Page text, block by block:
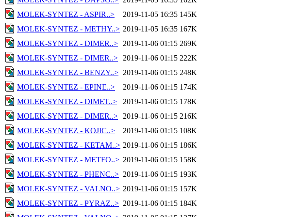
MOLEK-SYNTEZ - ASPIR..>
2019-11-05 16:35 145K
MOLEK-SYNTEZ - METHY..> 2019-11-05 16:35 167K
MOLEK-SYNTEZ - DIMER..>
2019-11-06 01:15 269K
MOLEK-SYNTEZ - DIMER..>
2019-11-06 01:15 222K
MOLEK-SYNTEZ - BENZY..> 2019-11-06 01:15 248K
MOLEK-SYNTEZ - EPINE..>
2019-11-06 01:15 174K
MOLEK-SYNTEZ - DIMET..>
2019-11-06 01:15 178K
MOLEK-SYNTEZ - DIMER..>
2019-11-06 01:15 216K
MOLEK-SYNTEZ - KOJIC..>
2019-11-06 01:15 108K
MOLEK-SYNTEZ - KETAM..> 2019-11-06 01:15 186K
MOLEK-SYNTEZ - METFO..> 2019-11-06 01:15 158K
MOLEK-SYNTEZ - PHENC..> 2019-11-06 01:15 193K
MOLEK-SYNTEZ - VALNO..> 2019-11-06 01:15 157K
MOLEK-SYNTEZ - PYRAZ..> 2019-11-06 01:15 184K